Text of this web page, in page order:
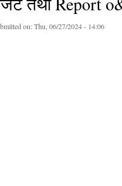
on:Thu, 06/27/2024 - 14:06